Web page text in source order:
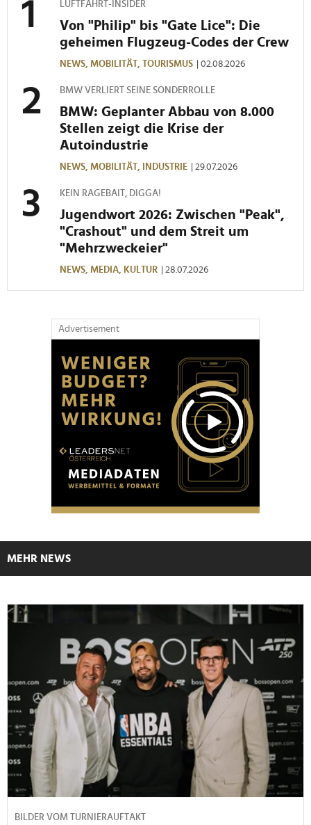
LUFTFAHRT-INSIDER
Von "Philip" bis "Gate Lice": Die
geheimen Flugzeug-Codes der Crew
NEWS, MOBILITÄT, TOURISMUS | 02.08.2026
BMW VERLIERT SEINE SONDERROLLE
BMW: Geplanter Abbau von 8.000
Stellen zeigt die Krise der
Autoindustrie
NEWS, MOBILITÄT, INDUSTRIE | 29.07.2026
KEIN RAGEBAIT, DIGGA!
Jugendwort 2026: Zwischen "Peak",
"Crashout" und dem Streit um
"Mehrzweckeier"
NEWS, MEDIA, KULTUR | 28.07.2026
Advertisement
MEHR NEWS
BILDER VOM TURNIERAUFTAKT